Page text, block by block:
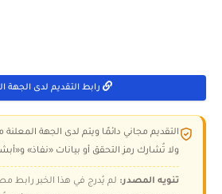
رابط التقديم لدى الجهة
التقديم مجاني دائمًا ويتم لدى الجهة
ولا تُشارك رمز التحقق أو بيانات «نفاذ»
تنويه المصدر: لم يُدرج في هذا الخبر رابط